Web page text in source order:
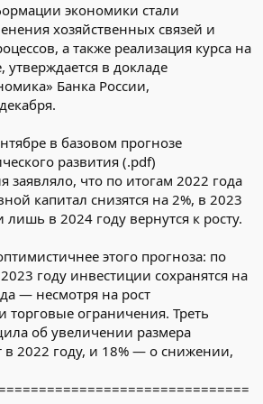
устойчивое финансирование
реализовывать наиболее очевидные
инвестиционные проекты. Эта
россиянам по последним 15 годам,
спада в 2022–2023 годах до 2030-го
производительность труда и
в коммерческом секторе, ни в
уровень безработицы в этом сценарии
— 5,5–6%, а уровень потребления
же темпом, что и инвестиции.
стагнация, с экономической динамикой
постепенно нарастающим отставанием в
и качестве жизни, национальной
Белоусов.
в рассматриваемом сценарии
экономики, привлекающий импорт
а значит, и соответствующие
С наибольшей вероятностью
подразумевающий снижение
[«институциональная инерция»]»,
экономики будут зависеть от того,
новых торговых партнеров и закупать
Орлова. В противном случае страна
изоляцию, что в
будет чревато намного более
экономики стали
хозяйственных связей и
а также реализация курса на
в докладе
Банка России,
в базовом прогнозе
развития (.pdf)
заявляло, что по итогам 2022 года
капитал снизятся на 2%, в 2023
в 2024 году вернутся к росту.
этого прогноза: по
году инвестиции сохранятся на
— несмотря на рост
торговые ограничения. Треть
об увеличении размера
в 2022 году, и 18% — о снижении,